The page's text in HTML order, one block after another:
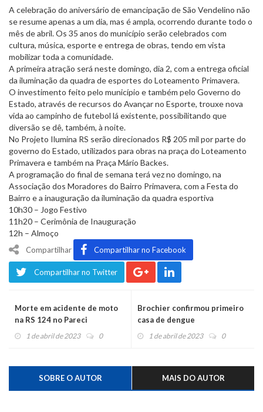
A celebração do aniversário de emancipação de São Vendelino não
se resume apenas a um dia, mas é ampla, ocorrendo durante todo o
mês de abril. Os 35 anos do município serão celebrados com
cultura, música, esporte e entrega de obras, tendo em vista
mobilizar toda a comunidade.
A primeira atração será neste domingo, dia 2, com a entrega oficial
da iluminação da quadra de esportes do Loteamento Primavera.
O investimento feito pelo município e também pelo Governo do
Estado, através de recursos do Avançar no Esporte, trouxe nova
vida ao campinho de futebol lá existente, possibilitando que
diversão se dê, também, à noite.
No Projeto Ilumina RS serão direcionados R$ 205 mil por parte do
governo do Estado, utilizados para obras na praça do Loteamento
Primavera e também na Praça Mário Backes.
A programação do final de semana terá vez no domingo, na
Associação dos Moradores do Bairro Primavera, com a Festa do
Bairro e a inauguração da iluminação da quadra esportiva
10h30 – Jogo Festivo
11h20 – Cerimônia de Inauguração
12h – Almoço
Compartilhar Compartilhar no Facebook
Compartilhar no Twitter
Morte em acidente de moto
na RS 124 no Pareci
1 de abril de 2023 0
Brochier confirmou primeiro
casa de dengue
1 de abril de 2023 0
SOBRE O AUTOR MAIS DO AUTOR